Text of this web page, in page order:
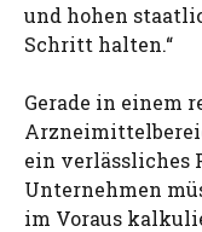
und hohen
Schritt halten.“
Gerade in einem
ein verlässliches
Unternehmen
im Voraus